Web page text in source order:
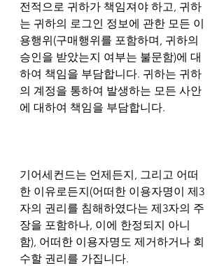
전적으로 귀하가 책임져야 하고, 귀하
는 귀하의 로그인 정보에 관한 모든 이
용행위(구매행위를 포함하며, 귀하의
승인을 받았는지 여부는 불문함)에 대
하여 책임을 부담합니다. 귀하는 귀하
의 계정을 통하여 발생하는 모든 사안
에 대하여 책임을 부담합니다.
기어세컨드는 언제든지, 그리고 어떠
한 이유로든지(어떠한 이용자명이 제3
자의 권리를 침해하였다는 제3자의 주
장을 포함하나, 이에 한정되지 아니
함), 어떠한 이용자명도 제거하거나 회
수할 권리를 가집니다.